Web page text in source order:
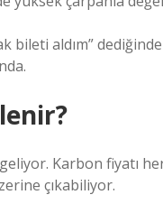
bileti aldım”
Karbon fiyatı
çıkabiliyor.